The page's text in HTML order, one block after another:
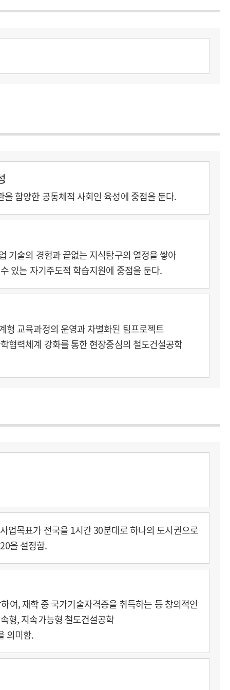
함양한 공동체적 사회인 육성에 중점을 둔다.
기술의 경험과 끝없는 지식탐구의 열정을 쌓아
있는 자기주도적 학습지원에 중점을 둔다.
형 교육과정의 운영과 차별화된 팀프로젝트
협력체계 강화를 통한 현장중심의 철도건설공학
업목표가 전국을 1시간 30분대로 하나의 도시권으로
을 설정함.
, 재학 중 국가기술자격증을 취득하는 등 창의적인
형, 지속가능형 철도건설공학
의미함.